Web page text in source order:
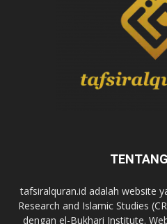
tafsiralquran.id adalah website
Research and Islamic Studies
dengan el-Bukhari Institute.